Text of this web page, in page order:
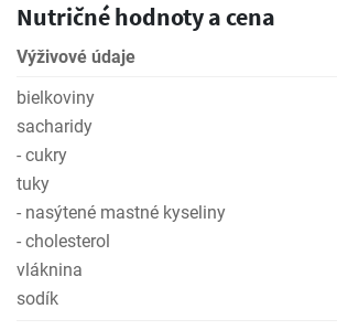
Nutričné hodnoty a cena
Výživové údaje
bielkoviny
sacharidy
- cukry
tuky
- nasýtené mastné kyseliny
- cholesterol
vláknina
sodík